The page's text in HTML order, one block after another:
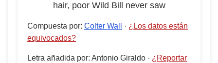
hair, poor Wild Bill never saw
Compuesta por: Colter Wall · ¿Los datos están
equivocados?
Letra añadida por: Antonio Giraldo · ¿Reportar